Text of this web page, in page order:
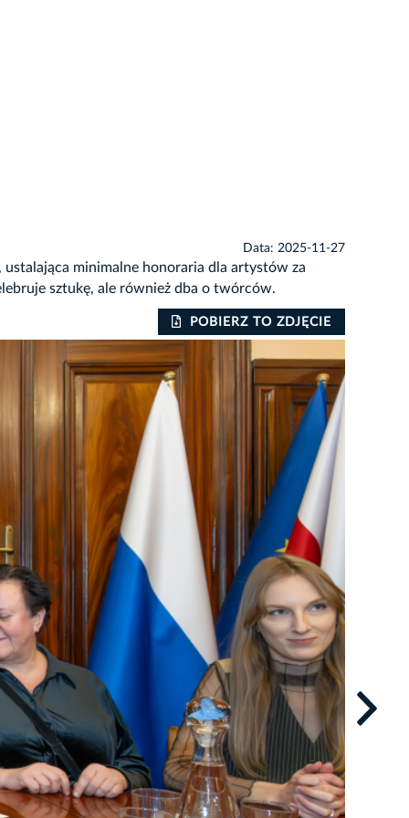
Data: 2025-11-27
minimalne honoraria dla artystów za
sztukę, ale również dba o twórców.
POBIERZ TO ZDJĘCIE